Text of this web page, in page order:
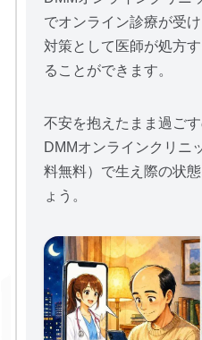
でオンライン診療が受
対策として医師が処方
ることができます。
不安を抱えたまま過ご
DMMオンラインクリニ
料無料）で生え際の状
ょう。